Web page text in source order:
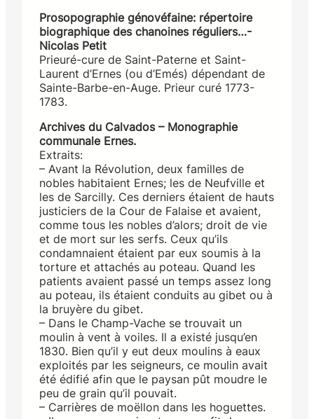
Prosopographie génovéfaine: répertoire
biographique des chanoines réguliers…-
Nicolas Petit
Prieuré-cure de Saint-Paterne et Saint-
Laurent d’Ernes (ou d’Emés) dépendant de
Sainte-Barbe-en-Auge. Prieur curé 1773-
1783.
Archives du Calvados – Monographie
communale Ernes.
Extraits:
– Avant la Révolution, deux familles de
nobles habitaient Ernes; les de Neufville et
les de Sarcilly. Ces derniers étaient de hauts
justiciers de la Cour de Falaise et avaient,
comme tous les nobles d’alors; droit de vie
et de mort sur les serfs. Ceux qu’ils
condamnaient étaient par eux soumis à la
torture et attachés au poteau. Quand les
patients avaient passé un temps assez long
au poteau, ils étaient conduits au gibet ou à
la bruyère du gibet.
– Dans le Champ-Vache se trouvait un
moulin à vent à voiles. Il a existé jusqu’en
1830. Bien qu’il y eut deux moulins à eaux
exploités par les seigneurs, ce moulin avait
été édifié afin que le paysan pût moudre le
peu de grain qu’il pouvait.
– Carrières de moëllon dans les hoguettes.